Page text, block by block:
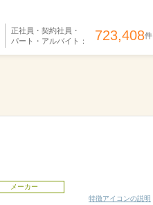
正社員・契約社員・
パート・アルバイト： 723,408件
メーカー
特徴アイコンの説明